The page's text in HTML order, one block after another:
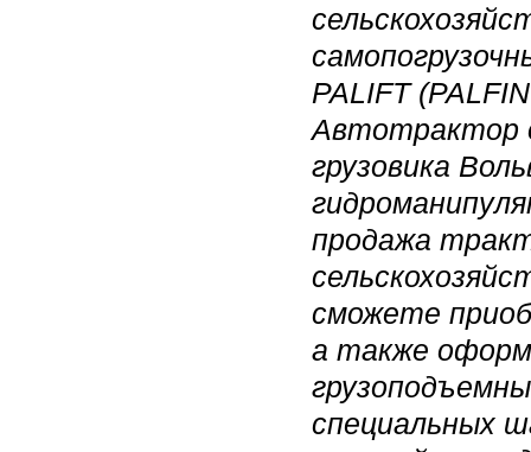
PALIFT
Автотрактор
грузовика
продажа
сможете
а также
специальных